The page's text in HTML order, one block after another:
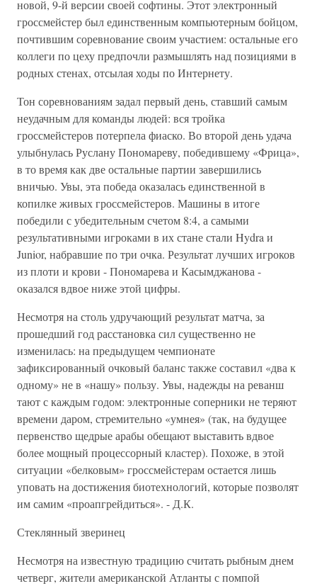
новой, 9-й версии своей софтины. Этот электронный
гроссмейстер был единственным компьютерным бойцом,
почтившим соревнование своим участием: остальные его
коллеги по цеху предпочли размышлять над позициями в
родных стенах, отсылая ходы по Интернету.
Тон соревнованиям задал первый день, ставший самым
неудачным для команды людей: вся тройка
гроссмейстеров потерпела фиаско. Во второй день удача
улыбнулась Руслану Пономареву, победившему «Фрица»,
в то время как две остальные партии завершились
вничью. Увы, эта победа оказалась единственной в
копилке живых гроссмейстеров. Машины в итоге
победили с убедительным счетом 8:4, а самыми
результативными игроками в их стане стали Hydra и
Junior, набравшие по три очка. Результат лучших игроков
из плоти и крови - Пономарева и Касымджанова -
оказался вдвое ниже этой цифры.
Несмотря на столь удручающий результат матча, за
прошедший год расстановка сил существенно не
изменилась: на предыдущем чемпионате
зафиксированный очковый баланс также составил «два к
одному» не в «нашу» пользу. Увы, надежды на реванш
тают с каждым годом: электронные соперники не теряют
времени даром, стремительно «умнея» (так, на будущее
первенство щедрые арабы обещают выставить вдвое
более мощный процессорный кластер). Похоже, в этой
ситуации «белковым» гроссмейстерам остается лишь
уповать на достижения биотехнологий, которые позволят
им самим «проапгрейдиться». - Д.К.
Стеклянный зверинец
Несмотря на известную традицию считать рыбным днем
четверг, жители американской Атланты с помпой